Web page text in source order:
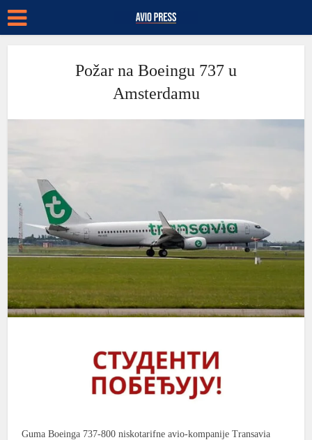
Požar na Boeingu 737 u
Amsterdamu
Guma Boeinga 737-800 niskotarifne avio-kompanije Transavia